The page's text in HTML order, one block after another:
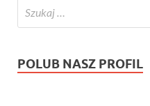
POLUB NASZ PROFIL